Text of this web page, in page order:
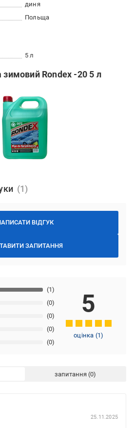
диня
Польща
5 л
Rondex -20 5 л
ВІДГУК
ЗАПИТАННЯ
(0)
(0)
(0)
(0)
(1)
5
оцінка (1)
запитання
25.11.2025